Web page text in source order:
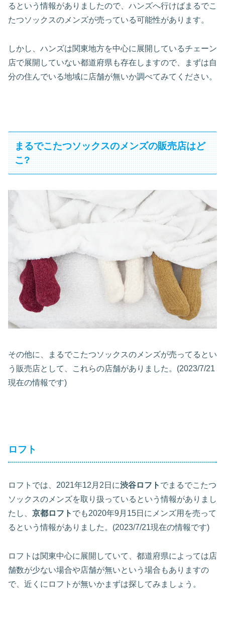
るという情報がありましたので、ハンズへ行けばまるでこ
たつソックスのメンズが売っている可能性があります。
しかし、ハンズは関東地方を中心に展開しているチェーン
店で展開していない都道府県も存在しますので、まずは自
分の住んでいる地域に店舗が無いか調べてみてください。
まるでこたつソックスのメンズの販売店はど
こ?
その他に、まるでこたつソックスのメンズが売ってるとい
う販売店として、これらの店舗がありました。(2023/7/21
現在の情報です)
ロフト
ロフトでは、2021年12月2日に渋谷ロフト でまるでこたつ
ソックスのメンズを取り扱っているという情報がありまし
たし、 京都ロフト でも2020年9月15日にメンズ用を売って
るという情報がありました。(2023/7/21現在の情報です)
ロフトは関東中心に展開していて、都道府県によっては店
舗数が少ない場合や店舗が無いという場合もありますの
で、近くにロフトが無いかまずは探してみましょう。